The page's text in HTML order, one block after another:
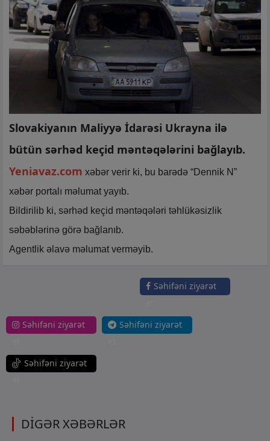
Slovakiyanın Maliyyə İdarəsi Ukrayna ilə
bütün sərhəd keçid məntəqələrini bağlayıb.
Yeniavaz.com xəbər verir ki, bu barədə “Dennik N”
xəbər portalı məlumat yayıb.
Bildirilib ki, sərhəd keçid məntəqələri təhlükəsizlik
səbəblərinə görə bağlanıb.
Agentlik əlavə məlumat verməyib.
Səhifəni ziyarət
Səhifəni ziyarət
Səhifəni ziyarət
Səhifəni ziyarət
DİGƏR XƏBƏRLƏR